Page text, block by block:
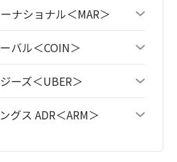
ナショナル＜MAR＞
バル＜COIN＞
ーズ＜UBER＞
グス ADR＜ARM＞